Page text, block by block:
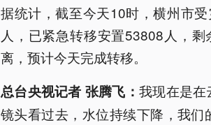
据统计，截至今天10时，横州市
人，已紧急转移安置53808人，
离，预计今天完成转移。
总台央视记者 张腾飞：我现在是
镜头看过去，水位持续下降，我